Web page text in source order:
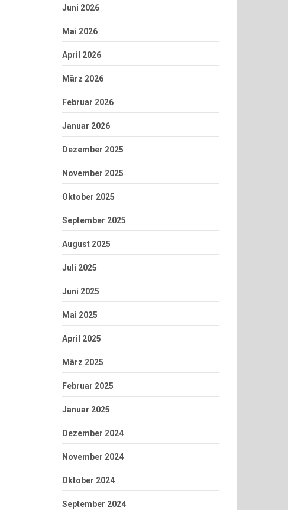
Juni 2026
Mai 2026
April 2026
März 2026
Februar 2026
Januar 2026
Dezember 2025
November 2025
Oktober 2025
September 2025
August 2025
Juli 2025
Juni 2025
Mai 2025
April 2025
März 2025
Februar 2025
Januar 2025
Dezember 2024
November 2024
Oktober 2024
September 2024